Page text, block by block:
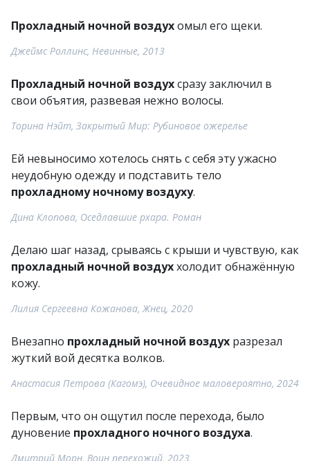
Прохладный ночной воздухомыл его щеки.
Джеймс Роллинс, Невинные, 2013
Прохладный ночной воздухсразу заключил в
свои объятия, развевая нежно волосы.
Торина Нэйт, Закрытый Мир: Рубиновое ожерелье
Ей невыносимо хотелось снять с себя эту ужасно
неудобную одежду и подставить тело
прохладному ночному воздуху.
Дина Клопова, Оседлавшие рхара. Роман
Делаю шаг назад, срываясь с крыши и чувствую, как
прохладный ночной воздуххолодит обнажённую
кожу.
Лилия Сергеевна Кожанова, Жнец, 2020
Внезапно прохладный ночной воздух разрезал
жуткий вой десятка волков.
Анастасия Петрова (Кагомэ), Очевидное маловероятно, 2024
Первым, что он ощутил после перехода, было
дуновение прохладного ночного воздуха.
Дмитрий Морн, Воин перехожий, 2023